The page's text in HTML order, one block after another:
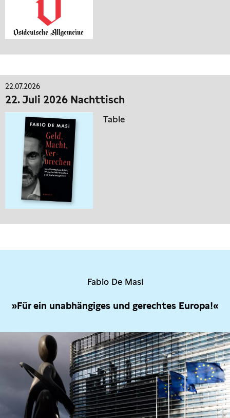
22.07.2026
22. Juli 2026 Nachttisch
Table
Fabio De Masi
»Für ein unabhängiges und gerechtes Europa!«